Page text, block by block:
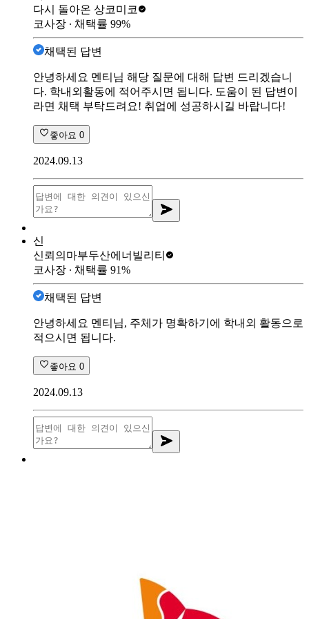
다시 돌아온 상코미코
코사장 ∙ 채택률 99%
채택된 답변
안녕하세요 멘티님 해당 질문에 대해 답변 드리겠습니
다. 학내외활동에 적어주시면 됩니다. 도움이 된 답변이
라면 채택 부탁드려요! 취업에 성공하시길 바랍니다!
좋아요 0
2024.09.13
신
신뢰의마부두산에너빌리티
코사장 ∙ 채택률 91%
채택된 답변
안녕하세요 멘티님, 주체가 명확하기에 학내외 활동으로
적으시면 됩니다.
좋아요 0
2024.09.13